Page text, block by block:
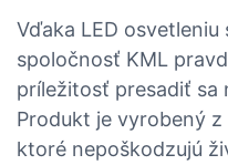
Vďaka LED
spoločnosť KML
príležitosť presadiť sa
Produkt je vyrobený
ktoré nepoškodzujú